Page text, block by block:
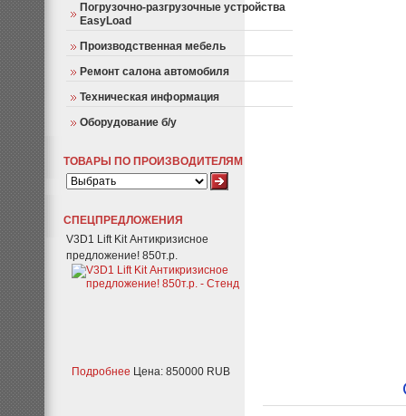
Погрузочно-разгрузочные устройства
EasyLoad
Производственная мебель
Ремонт салона автомобиля
Техническая информация
Оборудование б/у
ТОВАРЫ ПО ПРОИЗВОДИТЕЛЯМ
СПЕЦПРЕДЛОЖЕНИЯ
V3D1 Lift Kit Антикризисное
предложение! 850т.р.
Подробнее Цена: 850000 RUB